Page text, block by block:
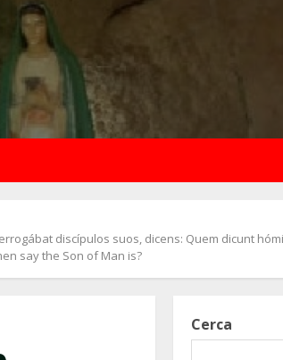
discípulos suos, dicens: Quem dicunt
say the Son of Man is?
Cerca